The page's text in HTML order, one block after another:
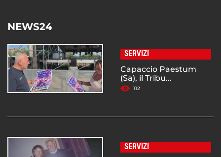
NEWS24
SERVIZI
Capaccio Paestum
(Sa), il Tribu...
112
SERVIZI